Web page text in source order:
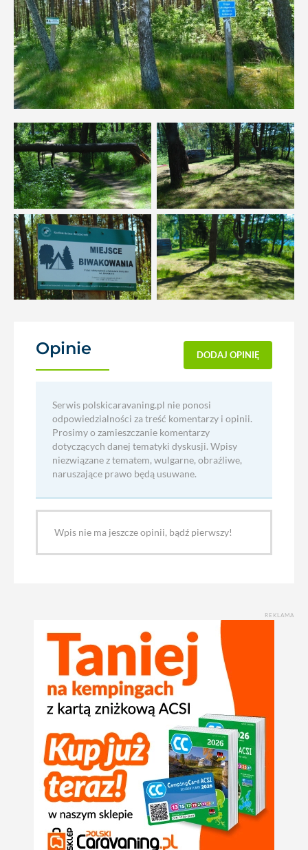
Opinie DODAJ OPINIĘ
Serwis polskicaravaning.pl nie ponosi
odpowiedzialności za treść komentarzy i opinii.
Prosimy o zamieszczanie komentarzy
dotyczących danej tematyki dyskusji. Wpisy
niezwiązane z tematem, wulgarne, obraźliwe,
naruszające prawo będą usuwane.
Wpis nie ma jeszcze opinii, bądź pierwszy!
REKLAMA